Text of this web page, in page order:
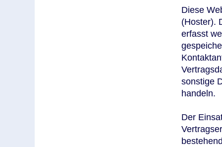
Diese
(Hoster).
erfasst
sonstige
handeln.
Der